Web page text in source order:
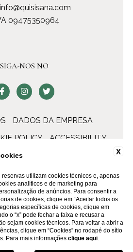
info@quisisana.com
09475350964
SIGA-NOS NO
DADOS DA EMPRESA
POLICY ACCESSIBILITY
BY BLASTNESS
X
reservas utilizam cookies técnicos e, apenas
analíticos e de marketing para
de anúncios. Para consentir a
de cookies, clique em “Aceitar todos os
específicas de cookies, clique em
o “x” pode fechar a faixa e recusar a
sejam cookies técnicos. Para voltar a abrir a
clique em “Cookies” no rodapé do sítio
Para mais informações clique aqui.